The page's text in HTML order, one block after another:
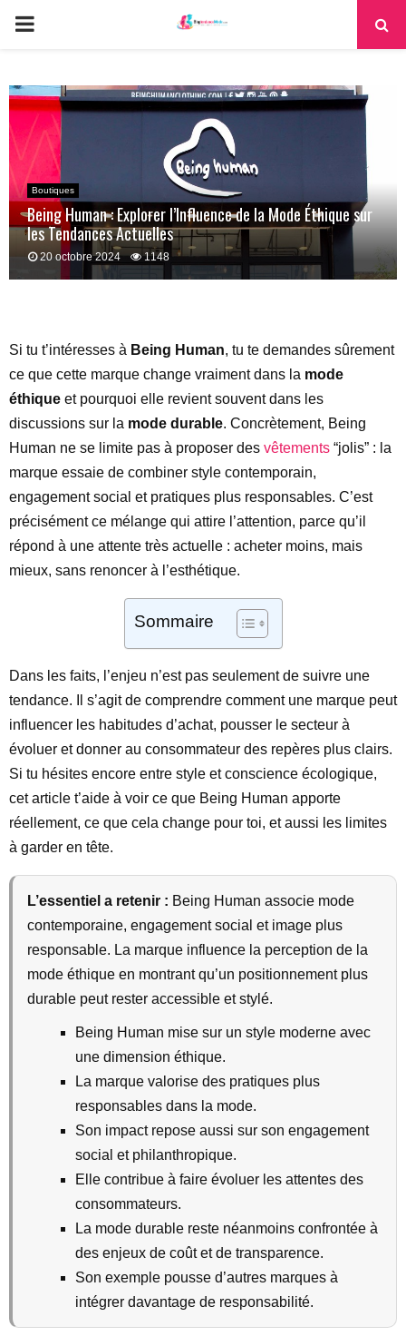
PRIMARY
Boutiques
Being Human : Explorer l’Influence de la Mode Éthique sur
les Tendances Actuelles
20 octobre 2024 1148
Si tu t’intéresses à Being Human, tu te demandes sûrement
ce que cette marque change vraiment dans la mode
éthique et pourquoi elle revient souvent dans les
discussions sur la mode durable. Concrètement, Being
Human ne se limite pas à proposer des vêtements “jolis” : la
marque essaie de combiner style contemporain,
engagement social et pratiques plus responsables. C’est
précisément ce mélange qui attire l’attention, parce qu’il
répond à une attente très actuelle : acheter moins, mais
mieux, sans renoncer à l’esthétique.
Sommaire
Dans les faits, l’enjeu n’est pas seulement de suivre une
tendance. Il s’agit de comprendre comment une marque peut
influencer les habitudes d’achat, pousser le secteur à
évoluer et donner au consommateur des repères plus clairs.
Si tu hésites encore entre style et conscience écologique,
cet article t’aide à voir ce que Being Human apporte
réellement, ce que cela change pour toi, et aussi les limites
à garder en tête.
L’essentiel a retenir : Being Human associe mode
contemporaine, engagement social et image plus
responsable. La marque influence la perception de la
mode éthique en montrant qu’un positionnement plus
durable peut rester accessible et stylé.
Being Human mise sur un style moderne avec
une dimension éthique.
La marque valorise des pratiques plus
responsables dans la mode.
Son impact repose aussi sur son engagement
social et philanthropique.
Elle contribue à faire évoluer les attentes des
consommateurs.
La mode durable reste néanmoins confrontée à
des enjeux de coût et de transparence.
Son exemple pousse d’autres marques à
intégrer davantage de responsabilité.